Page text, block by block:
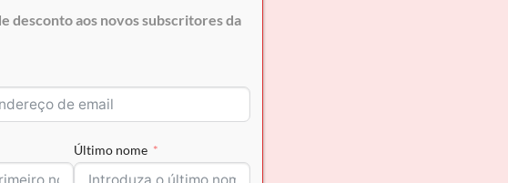
desconto aos novos subscritores da
Último nome